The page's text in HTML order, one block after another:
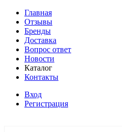
Главная
Отзывы
Бренды
Доставка
Вопрос ответ
Новости
Каталог
Контакты
Вход
Регистрация